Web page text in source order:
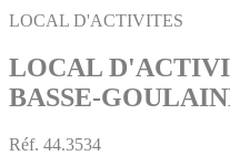
LOCAL D'ACTIVITES
LOCAL
BASSE-
Réf. 44.3534